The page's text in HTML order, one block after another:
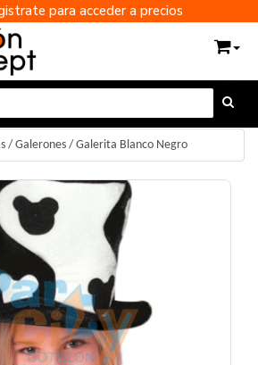
para acceder a precios
/ Galerones / Galerita Blanco Negro